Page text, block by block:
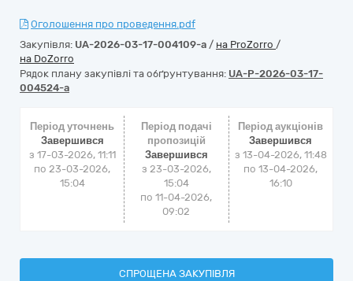
Оголошення про проведення.pdf
Закупівля: UA-2026-03-17-004109-a / на ProZorro /
на DoZorro
Рядок плану закупівлі та обґрунтування: UA-P-2026-03-17-
004524-a
Період уточнень
Завершився
з 17-03-2026, 11:11
по 23-03-2026,
15:04
Період подачі
пропозицій
Завершився
з 23-03-2026,
15:04
по 11-04-2026,
09:02
Період аукціонів
Завершився
з 13-04-2026, 11:48
по13-04-2026,
16:10
СПРОЩЕНА ЗАКУПІВЛЯ